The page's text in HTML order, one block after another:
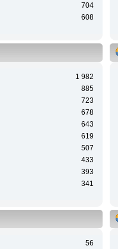
704
608
1 982
885
723
678
643
619
507
433
393
341
56